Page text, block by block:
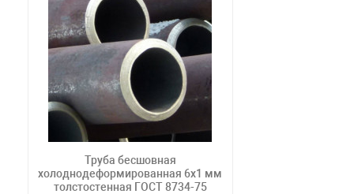
Труба бесшовная
холоднодеформированная 6х1 мм
толстостенная ГОСТ 8734-75